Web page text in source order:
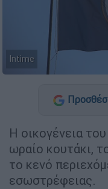
Intime
Η οικογένεια του
ωραίο κουτάκι,
το κενό
εσωστρέφειας.